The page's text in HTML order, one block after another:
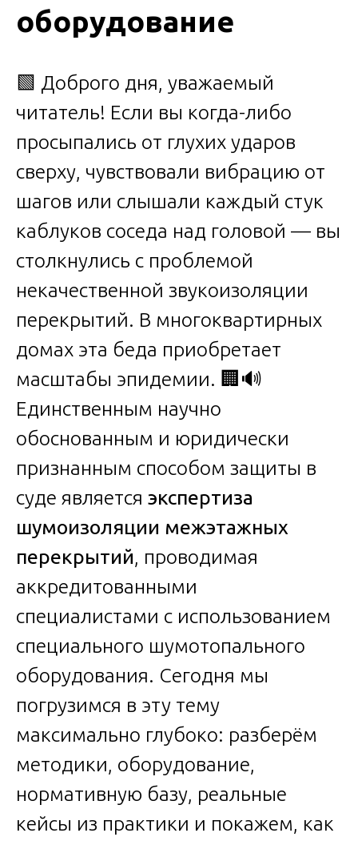
оборудование
🟩 Доброго дня, уважаемый
читатель! Если вы когда-либо
просыпались от глухих ударов
сверху, чувствовали вибрацию от
шагов или слышали каждый стук
каблуков соседа над головой — вы
столкнулись с проблемой
некачественной звукоизоляции
перекрытий. В многоквартирных
домах эта беда приобретает
масштабы эпидемии. 🏢🔊
Единственным научно
обоснованным и юридически
признанным способом защиты в
суде является экспертиза
шумоизоляции межэтажных
перекрытий, проводимая
аккредитованными
специалистами с использованием
специального шумотопального
оборудования. Сегодня мы
погрузимся в эту тему
максимально глубоко: разберём
методики, оборудование,
нормативную базу, реальные
кейсы из практики и покажем, как